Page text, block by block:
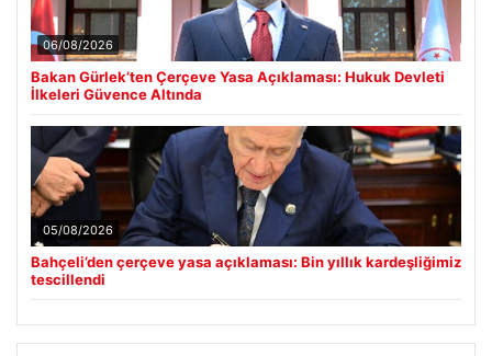
06/08/2026
Bakan Gürlek’ten Çerçeve Yasa Açıklaması: Hukuk Devleti
İlkeleri Güvence Altında
05/08/2026
Bahçeli’den çerçeve yasa açıklaması: Bin yıllık kardeşliğimiz
tescillendi